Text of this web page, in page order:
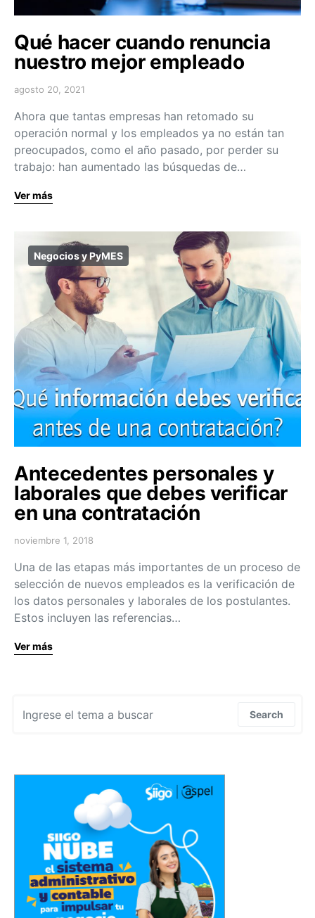
Qué hacer cuando renuncia
nuestro mejor empleado
agosto 20, 2021
Ahora que tantas empresas han retomado su
operación normal y los empleados ya no están tan
preocupados, como el año pasado, por perder su
trabajo: han aumentado las búsquedas de…
Ver más
Negocios y PyMES
Antecedentes personales y
laborales que debes verificar
en una contratación
noviembre 1, 2018
Una de las etapas más importantes de un proceso de
selección de nuevos empleados es la verificación de
los datos personales y laborales de los postulantes.
Estos incluyen las referencias…
Ver más
Search